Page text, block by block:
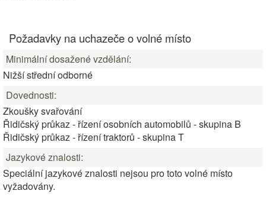
Požadavky na uchazeče o volné místo
Minimální dosažené vzdělání:
Nižší střední odborné
Dovednosti:
Zkoušky svařování
Řidičský průkaz - řízení osobních automobilů - skupina B
Řidičský průkaz - řízení traktorů - skupina T
Jazykové znalosti:
Speciální jazykové znalosti nejsou pro toto volné místo
vyžadovány.